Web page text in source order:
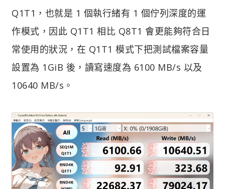
Q1T1，也就是 1 個執行緒有 1 個佇列深度的運
作模式，因此 Q1T1 相比 Q8T1 會更能夠符合日
常使用的狀況，在 Q1T1 模式下把測試檔案容量
設置為 1GiB 後，讀寫速度為 6100 MB/s 以及
10640 MB/s。